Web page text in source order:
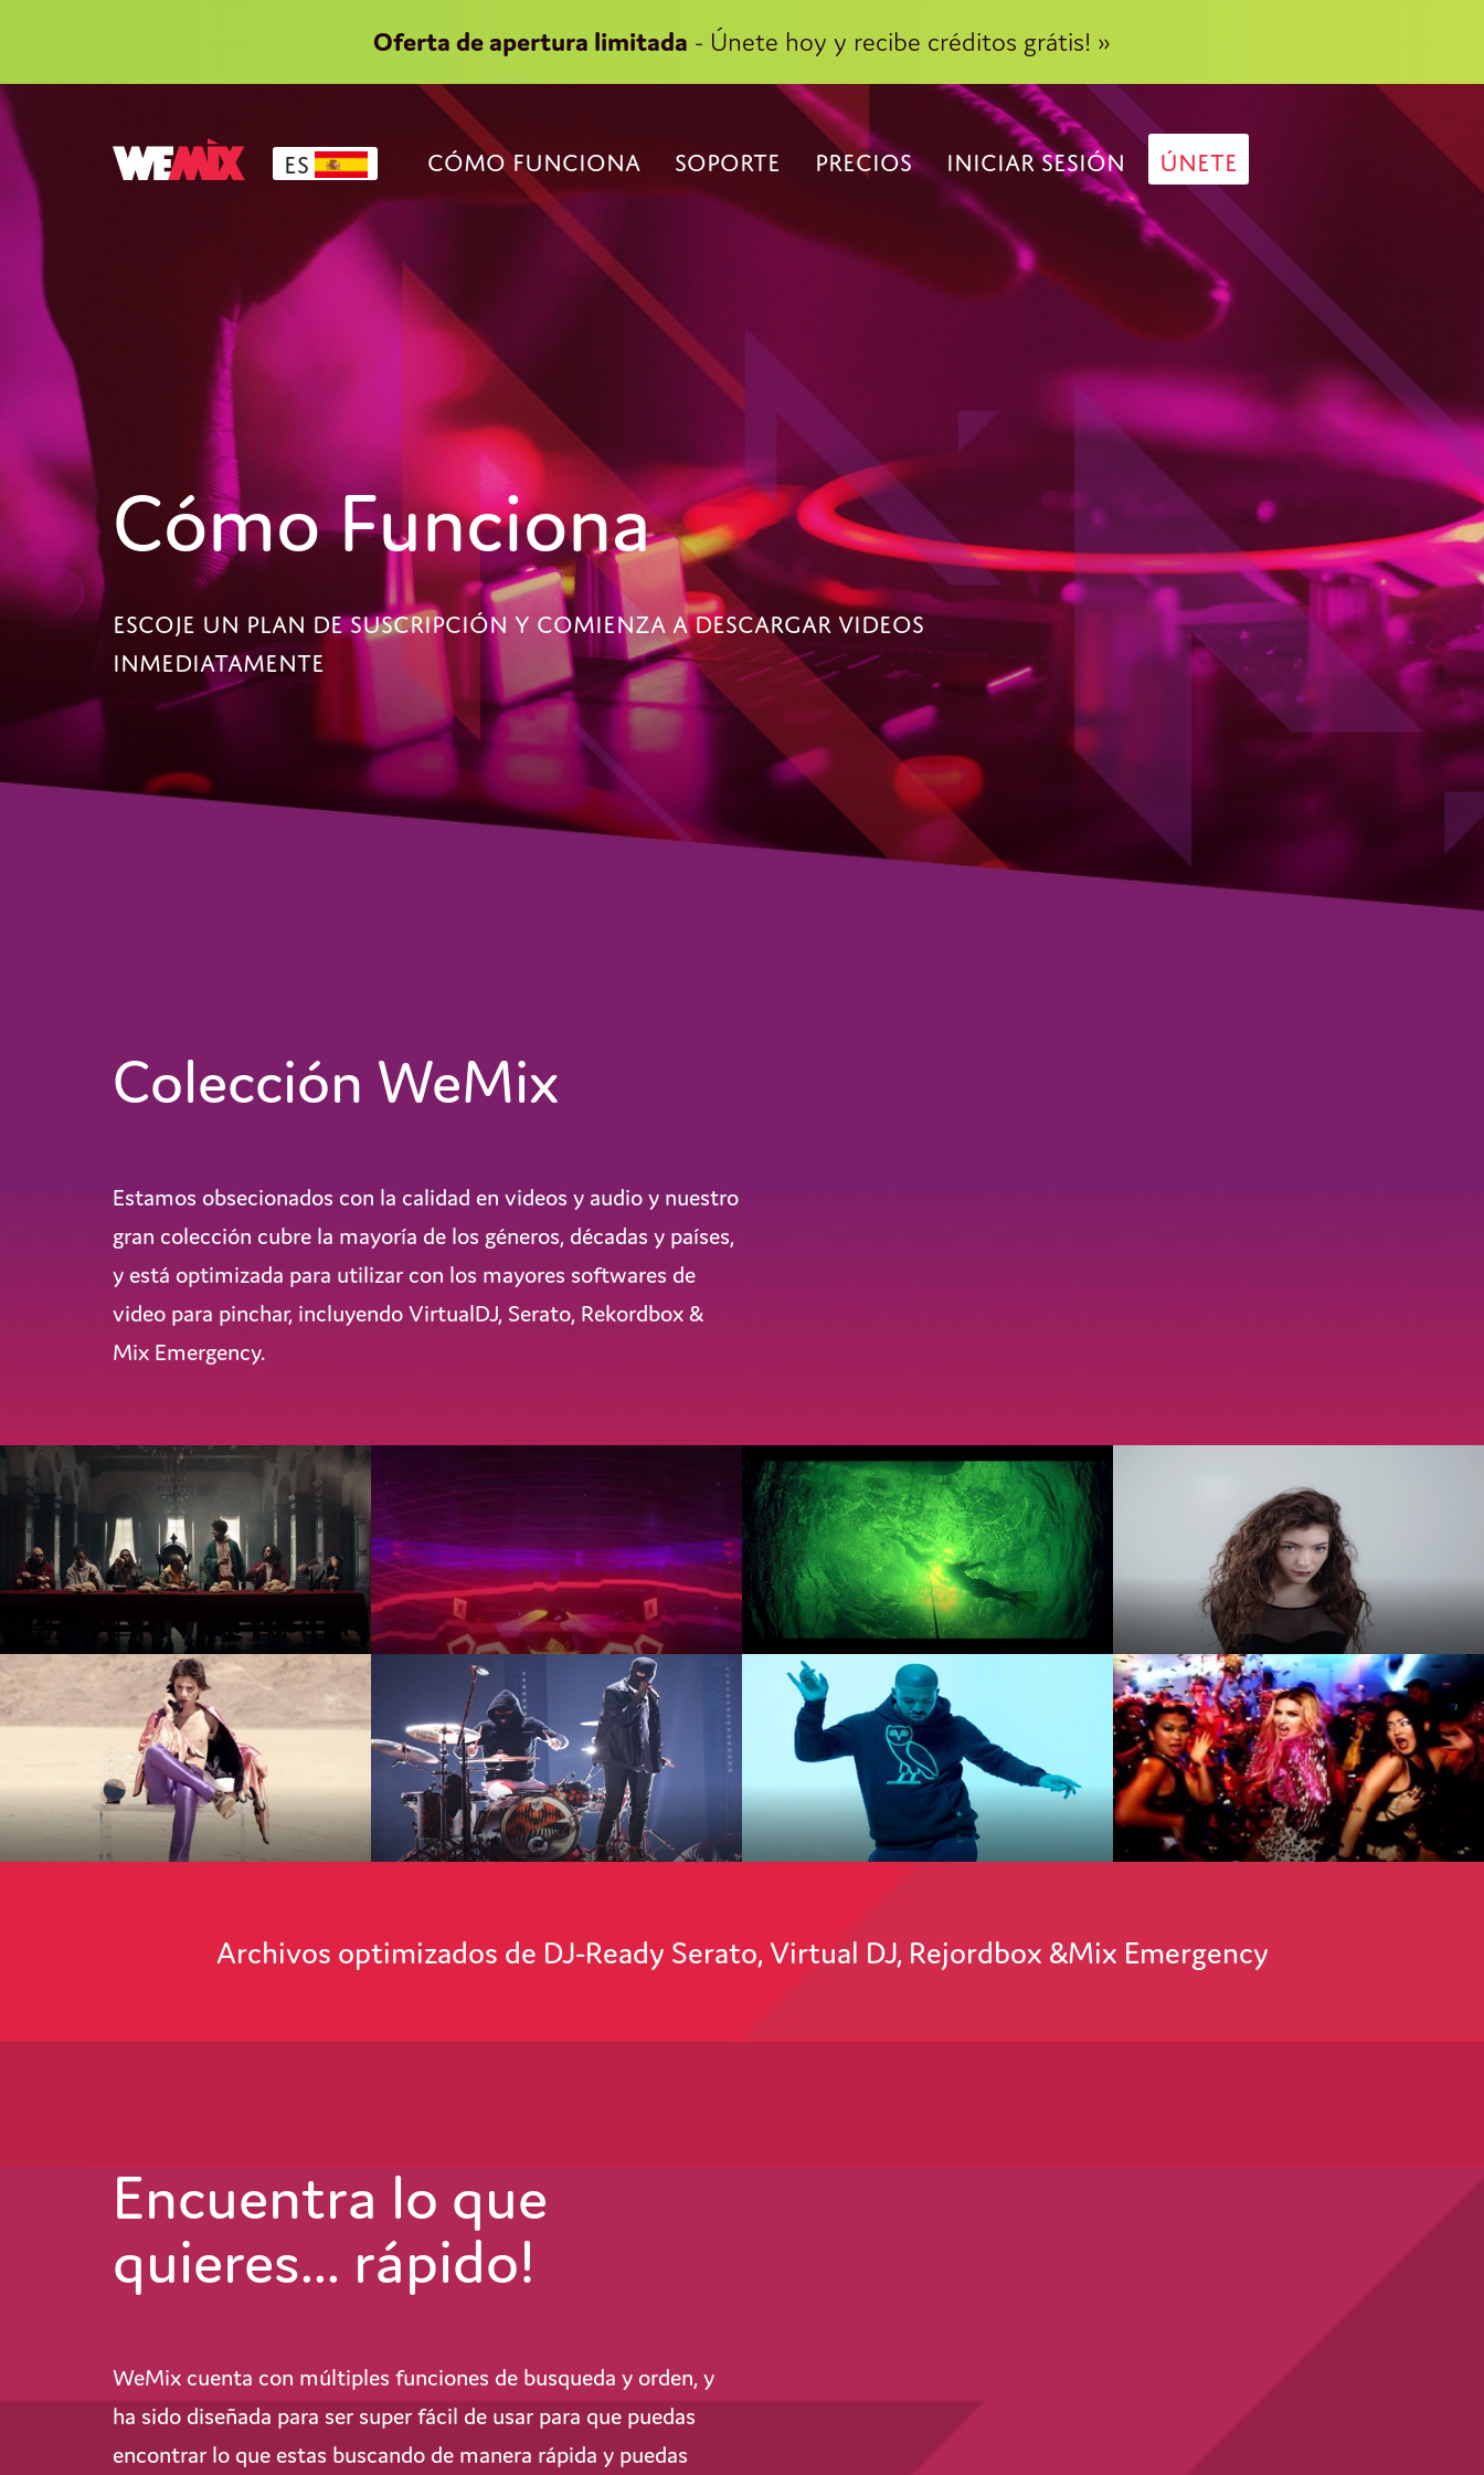
Oferta de apertura limitada - Únete hoy y recibe créditos grátis! »
ES CÓMO FUNCIONA SOPORTE PRECIOS INICIAR SESIÓN ÚNETE
Cómo Funciona
ESCOJE UN PLAN DE SUSCRIPCIÓN Y COMIENZA A DESCARGAR VIDEOS
INMEDIATAMENTE
Colección WeMix
Estamos obsecionados con la calidad en videos y audio y nuestro
gran colección cubre la mayoría de los géneros, décadas y países,
y está optimizada para utilizar con los mayores softwares de
video para pinchar, incluyendo VirtualDJ, Serato, Rekordbox &
Mix Emergency.
Archivos optimizados de DJ-Ready Serato, Virtual DJ, Rejordbox &Mix Emergency
Encuentra lo que
quieres... rápido!
WeMix cuenta con múltiples funciones de busqueda y orden, y
ha sido diseñada para ser super fácil de usar para que puedas
encontrar lo que estas buscando de manera rápida y puedas